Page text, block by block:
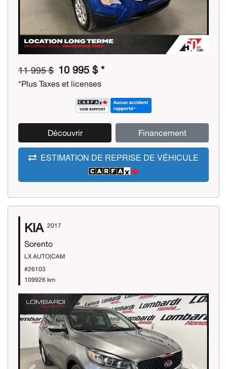
11 995 $ 10 995 $ *
*Plus Taxes et licenses
Découvrir Financement
ESTIMATION DE REPRISE DE VÉHICULE
KIA 2017
Sorento
LX AUTO|CAM
#26103
109926 km